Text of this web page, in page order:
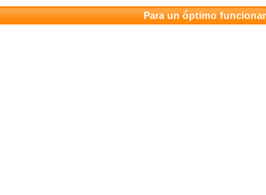
Para un óptimo